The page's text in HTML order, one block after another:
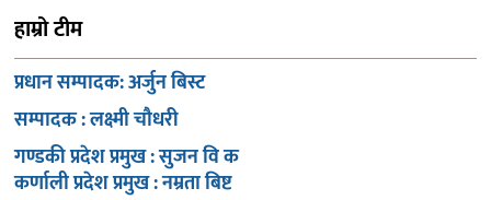
हाम्रो टीम
प्रधान सम्पादक: अर्जुन बिस्ट
सम्पादक : लक्ष्मी चौधरी
गण्डकी प्रदेश प्रमुख : सुजन वि क
कर्णाली प्रदेश प्रमुख : नम्रता बिष्ट